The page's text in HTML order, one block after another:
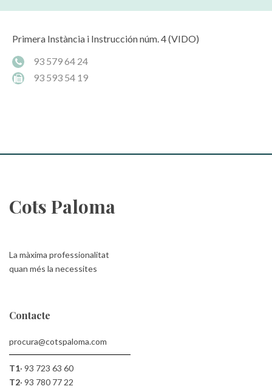
Primera Instància i Instrucción núm. 4 (VIDO)
93 579 64 24
93 593 54 19
Cots Paloma
La màxima professionalitat
quan més la necessites
Contacte
procura@cotspaloma.com
T1· 93 723 63 60
T2· 93 780 77 22